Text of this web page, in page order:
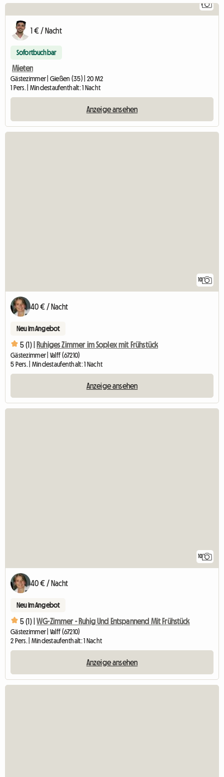
1
1 € / Nacht
Sofortbuchbar
Mieten
Gästezimmer | Gießen (35) | 20 M2
1 Pers. | Mindestaufenthalt: 1 Nacht
Anzeige ansehen
10
40 € / Nacht
Neu im Angebot
5 (1) | Ruhiges Zimmer im Soplex mit Frühstück
Gästezimmer | Valff (67210)
5 Pers. | Mindestaufenthalt: 1 Nacht
Anzeige ansehen
10
40 € / Nacht
Neu im Angebot
5 (1) | WG-Zimmer - Ruhig Und Entspannend Mit Frühstück
Gästezimmer | Valff (67210)
2 Pers. | Mindestaufenthalt: 1 Nacht
Anzeige ansehen